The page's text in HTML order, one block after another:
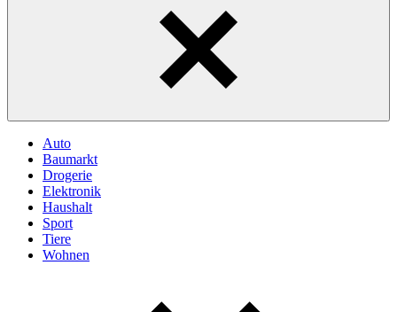
Auto
Baumarkt
Drogerie
Elektronik
Haushalt
Sport
Tiere
Wohnen